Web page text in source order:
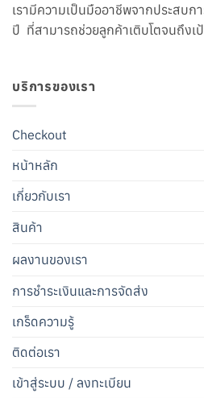
เรามีความเป็นมืออาชีพจากประสบ
ปี ที่สามารถช่วยลูกค้าเติบโตจนถึงเ
บริการของเรา
Checkout
หน้าหลัก
เกี่ยวกับเรา
สินค้า
ผลงานของเรา
การชำระเงินและการจัดส่ง
เกร็ดความรู้
ติดต่อเรา
เข้าสู่ระบบ / ลงทะเบียน